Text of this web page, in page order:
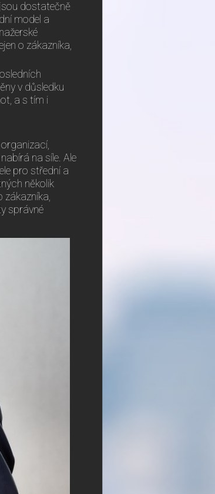
dostatečně
model a
o zákazníka,
v důsledku
a s tím i
na síle. Ale
pro střední a
několik
zákazníka,
správné